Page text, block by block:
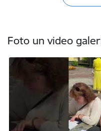
Foto un video
ar-h2e
Atvērt FIAT LUX -